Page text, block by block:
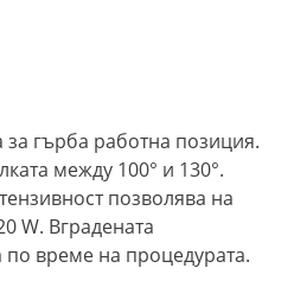
гърба работна позиция.
между 100° и 130°.
позволява на
W. Вградената
по време на процедурата.